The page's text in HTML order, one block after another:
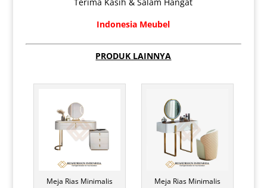
Terima Kasih & Salam Hangat
Indonesia Meubel
PRODUK LAINNYA
Meja Rias Minimalis
Meja Rias Minimalis